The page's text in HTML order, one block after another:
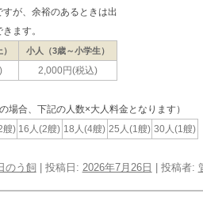
が、余裕のあるときは出
ます。
小人（3歳～小学生）
2,000円(税込)
場合、下記の人数×大人料金となります）
艘) 16人(2艘) 18人(4艘) 25人(1艘) 30人(1艘)
のう飼| 投稿日: 2026年7月26日 | 投稿者: